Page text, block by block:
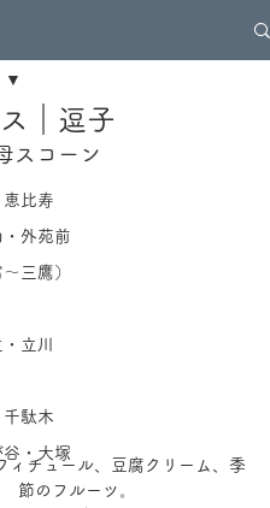
比寿
外苑前
三鷹）
立川
駄木
・大塚
｜逗子
スコーン
ィチュール、豆腐クリーム、季
節のフルーツ。